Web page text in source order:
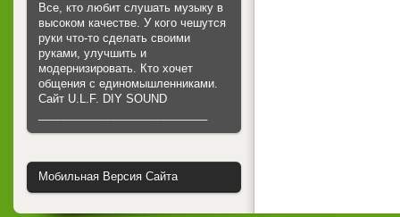
Все, кто любит слушать музыку в
высоком качестве. У кого чешутся
руки что-то сделать своими
руками, улучшить и
модернизировать. Кто хочет
общения с единомышленниками.
Cайт U.L.F. DIY SOUND
Мобильная Версия Сайта